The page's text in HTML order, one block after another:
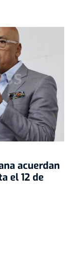
acuerdan
el 12 de